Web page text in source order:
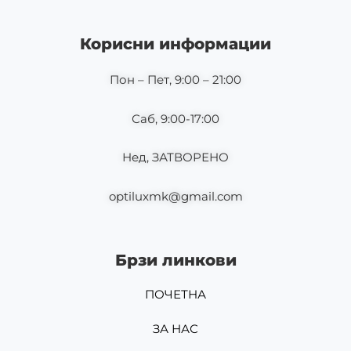
o
o
g
r
m
Корисни информации
Пон – Пет, 9:00 – 21:00
Саб, 9:00-17:00
Нед, ЗАТВОРЕНО
optiluxmk@gmail.com
Брзи линкови
ПОЧЕТНА
ЗА НАС